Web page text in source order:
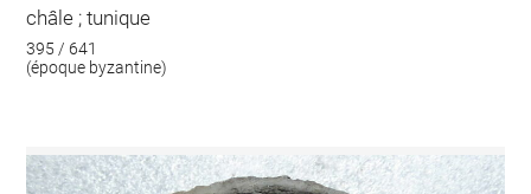
châle ; tunique
395 / 641
(époque byzantine)